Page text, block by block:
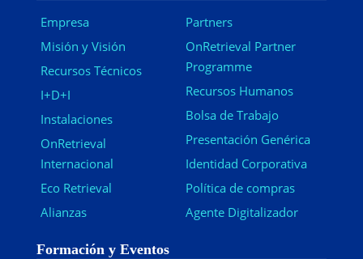
Empresa
Misión y Visión
Recursos Técnicos
I+D+I
Instalaciones
OnRetrieval
Internacional
Eco Retrieval
Alianzas
Partners
OnRetrieval Partner
Programme
Recursos Humanos
Bolsa de Trabajo
Presentación Genérica
Identidad Corporativa
Política de compras
Agente Digitalizador
Formación y Eventos